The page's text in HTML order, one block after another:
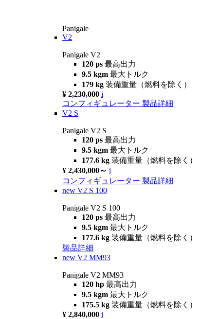
Panigale
V2
Panigale V2
120 ps 最高出力
9.5 kgm 最大トルク
179 kg 装備重量（燃料を除く）
¥ 2,230,000 i
コンフィギュレーター 製品詳細
V2 S
Panigale V2 S
120 ps 最高出力
9.5 kgm 最大トルク
177.6 kg 装備重量（燃料を除く）
¥ 2,430,000～ i
コンフィギュレーター 製品詳細
new V2 S 100
Panigale V2 S 100
120 ps 最高出力
9.5 kgm 最大トルク
177.6 kg 装備重量（燃料を除く）
製品詳細
new V2 MM93
Panigale V2 MM93
120 hp 最高出力
9.5 kgm 最大トルク
175.5 kg 装備重量（燃料を除く）
¥ 2,840,000 i